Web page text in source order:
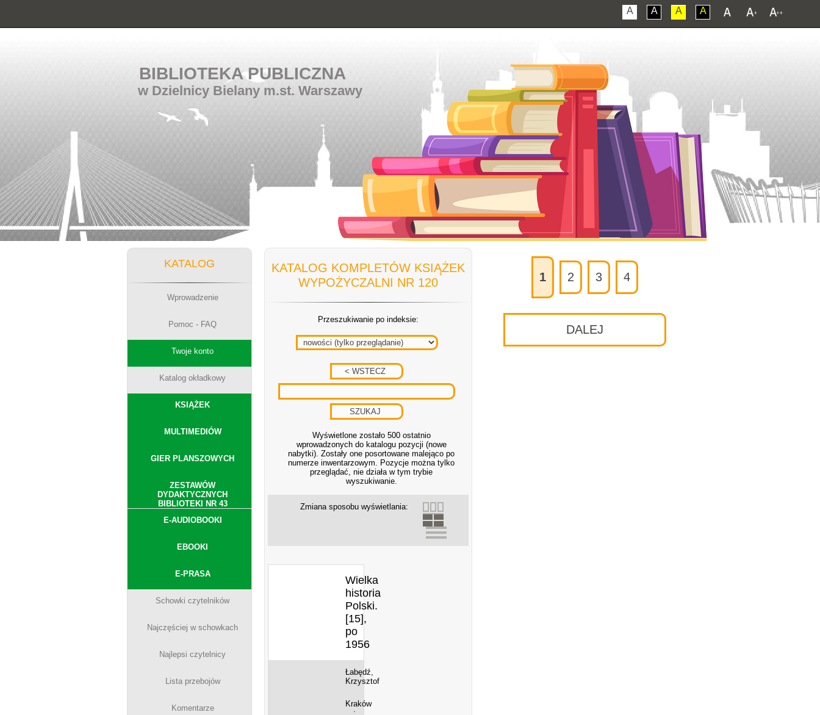
A A A A
BIBLIOTEKA PUBLICZNA
w Dzielnicy Bielany m.st. Warszawy
KATALOG
Wprowadzenie
Pomoc - FAQ
Twoje konto
Katalog okładkowy
KSIĄŻEK
MULTIMEDIÓW
GIER PLANSZOWYCH
ZESTAWÓW
DYDAKTYCZNYCH
BIBLIOTEKI NR 43
E-AUDIOBOOKI
EBOOKI
E-PRASA
Schowki czytelników
Najczęściej w schowkach
Najlepsi czytelnicy
Lista przebojów
Komentarze
KATALOG KOMPLETÓW KSIĄŻEK
WYPOŻYCZALNI NR 120
Przeszukiwanie po indeksie:
Wyświetlone zostało 500 ostatnio
wprowadzonych do katalogu pozycji (nowe
nabytki). Zostały one posortowane malejąco po
numerze inwentarzowym. Pozycje można tylko
przeglądać, nie działa w tym trybie
wyszukiwanie.
Zmiana sposobu wyświetlania:
Wielka
historia
Polski.
[15],
po
1956
Łabędź,
Krzysztof
Kraków
:
1 2 3 4
DALEJ